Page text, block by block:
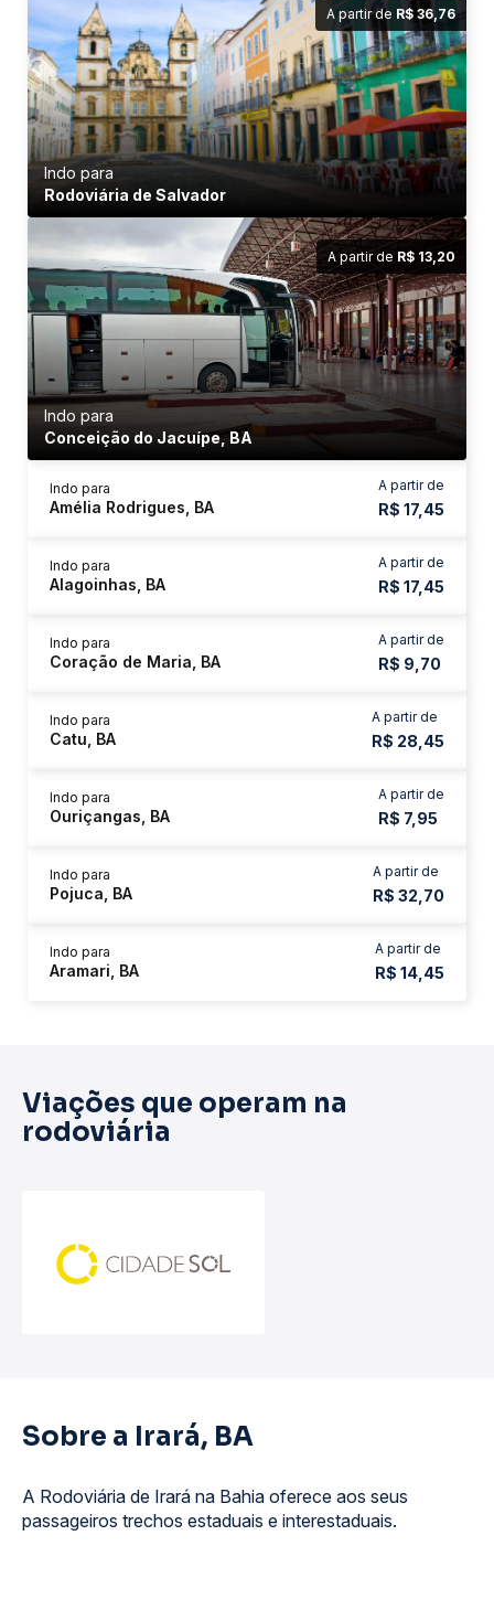
A partir de R$ 36,76
Indo para
Rodoviária de Salvador
A partir de R$ 13,20
Indo para
Conceição do Jacuípe, BA
A partir de
R$ 17,45
Indo para
Amélia Rodrigues, BA
A partir de
R$ 17,45
Indo para
Alagoinhas, BA
A partir de
R$ 9,70
Indo para
Coração de Maria, BA
A partir de
R$ 28,45
Indo para
Catu, BA
A partir de
R$ 7,95
Indo para
Ouriçangas, BA
A partir de
R$ 32,70
Indo para
Pojuca, BA
A partir de
R$ 14,45
Indo para
Aramari, BA
Viações que operam na
rodoviária
Sobre a Irará, BA
A Rodoviária de Irará na Bahia oferece aos seus
passageiros trechos estaduais e interestaduais.